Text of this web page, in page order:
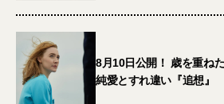
8月10日公開！ 歳を重ね
純愛とすれ違い『追想』